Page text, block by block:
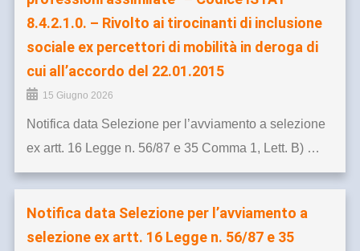
8.4.2.1.0. – Rivolto ai tirocinanti di inclusione
sociale ex percettori di mobilità in deroga di
cui all’accordo del 22.01.2015
15 Giugno 2026
Notifica data Selezione per l’avviamento a selezione
ex artt. 16 Legge n. 56/87 e 35 Comma 1, Lett. B) …
Notifica data Selezione per l’avviamento a
selezione ex artt. 16 Legge n. 56/87 e 35